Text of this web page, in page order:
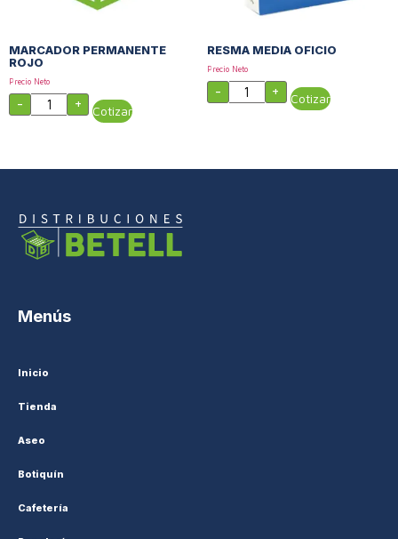
MARCADOR PERMANENTE
ROJO
Precio Neto
- + Cotizar
RESMA MEDIA OFICIO
Precio Neto
- + Cotizar
Menús
Inicio
Tienda
Aseo
Botiquín
Cafetería